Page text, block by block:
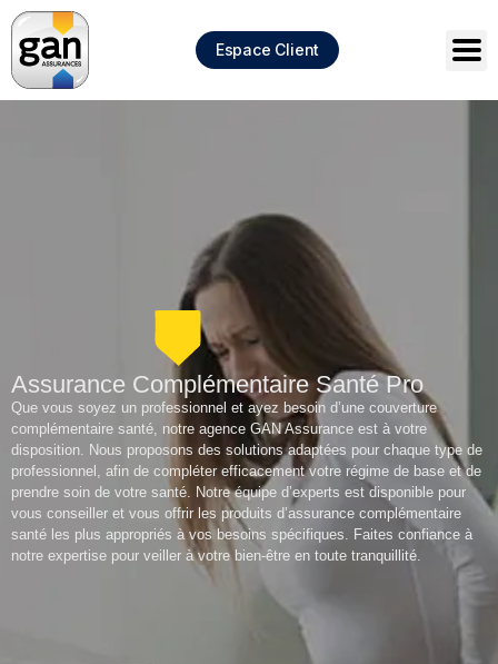
Panneau de gestion des cookies
Espace Client
Assurance Complémentaire Santé Pro
Que vous soyez un professionnel et ayez besoin d’une couverture
complémentaire santé, notre agence GAN Assurance est à votre
disposition. Nous proposons des solutions adaptées pour chaque type de
professionnel, afin de compléter efficacement votre régime de base et de
prendre soin de votre santé. Notre équipe d’experts est disponible pour
vous conseiller et vous offrir les produits d’assurance complémentaire
santé les plus appropriés à vos besoins spécifiques. Faites confiance à
notre expertise pour veiller à votre bien-être en toute tranquillité.